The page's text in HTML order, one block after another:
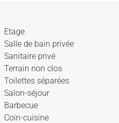
Etage
Salle de bain privée
Sanitaire privé
Terrain non clos
Toilettes séparées
Salon-séjour
Barbecue
Coin-cuisine